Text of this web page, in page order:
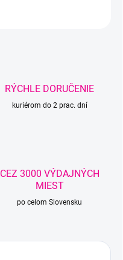
RÝCHLE DORUČENIE
kuriérom do 2 prac. dní
CEZ 3000 VÝDAJNÝCH
MIEST
po celom Slovensku